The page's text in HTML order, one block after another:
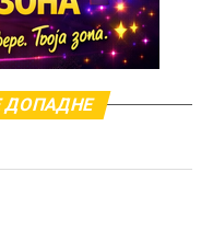
светлото на
септември
кон хармонија, а
ДОПАДНЕ